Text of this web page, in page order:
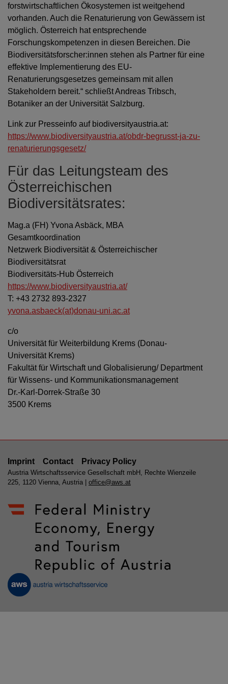
forstwirtschaftlichen Ökosystemen ist weitgehend
vorhanden. Auch die Renaturierung von Gewässern ist
möglich. Österreich hat entsprechende
Forschungskompetenzen in diesen Bereichen. Die
Biodiversitätsforscher:innen stehen als Partner für eine
effektive Implementierung des EU-
Renaturierungsgesetzes gemeinsam mit allen
Stakeholdern bereit.“ schließt Andreas Tribsch,
Botaniker an der Universität Salzburg.
Link zur Presseinfo auf biodiversityaustria.at:
https://www.biodiversityaustria.at/obdr-begrusst-ja-zu-
renaturierungsgesetz/
Für das Leitungsteam des
Österreichischen
Biodiversitätsrates:
Mag.a (FH) Yvona Asbäck, MBA
Gesamtkoordination
Netzwerk Biodiversität & Österreichischer
Biodiversitätsrat
Biodiversitäts-Hub Österreich
https://www.biodiversityaustria.at/
T: +43 2732 893-2327
yvona.asbaeck(at)donau-uni.ac.at
c/o
Universität für Weiterbildung Krems (Donau-
Universität Krems)
Fakultät für Wirtschaft und Globalisierung/ Department
für Wissens- und Kommunikationsmanagement
Dr.-Karl-Dorrek-Straße 30
3500 Krems
Imprint Contact Privacy Policy
Austria Wirtschaftsservice Gesellschaft mbH, Rechte Wienzeile
225, 1120 Vienna, Austria | office@aws.at